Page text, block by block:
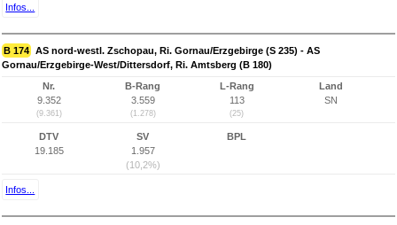
Infos...
B 174 AS nord-westl. Zschopau, Ri. Gornau/Erzgebirge (S 235) - AS
Gornau/Erzgebirge-West/Dittersdorf, Ri. Amtsberg (B 180)
Nr.
9.352
(9.361)
B-Rang
3.559
(1.278)
L-Rang
113
(25)
Land
SN
DTV
19.185
SV
1.957
(10,2%)
BPL
Infos...